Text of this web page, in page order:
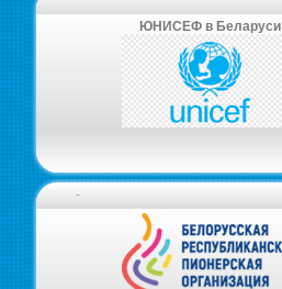
ЮНИСЕФ в Беларуси
-